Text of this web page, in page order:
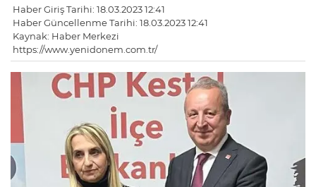
Haber Giriş Tarihi: 18.03.2023 12:41
Haber Güncellenme Tarihi: 18.03.2023 12:41
Kaynak: Haber Merkezi
https://www.yenidonem.com.tr/